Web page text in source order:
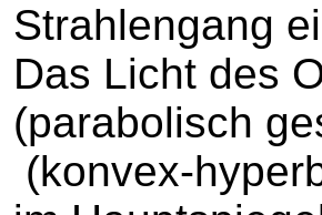
Strahlengang
Das Licht des
(parabolisch
(konvex-